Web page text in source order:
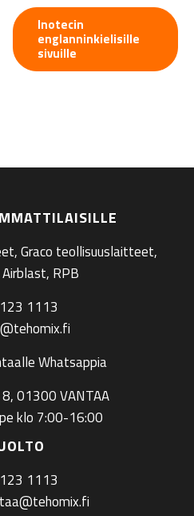
Inotecin
englanninkielisille
sivuille
Graco teollisuuslaitteet,
RPB
1113
Whatsappia
01300 VANTAA
klo 7:00-16:00
1113